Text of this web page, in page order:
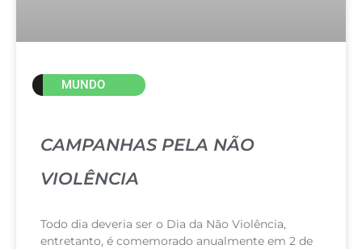
MUNDO
CAMPANHAS PELA NÃO
VIOLÊNCIA
Todo dia deveria ser o Dia da Não Violência,
entretanto, é comemorado anualmente em 2 de